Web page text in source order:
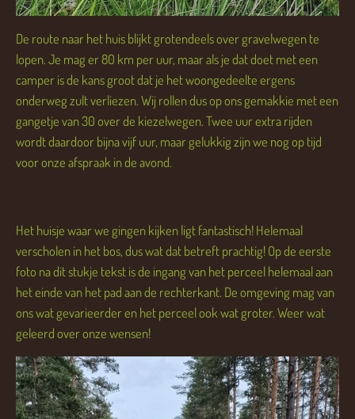
De route naar het huis blijkt grotendeels over gravelwegen te
lopen. Je mag er 80 km per uur, maar als je dat doet met een
camper is de kans groot dat je het woongedeelte ergens
onderweg zult verliezen. Wij rollen dus op ons gemakkie met een
gangetje van 30 over de kiezelwegen. Twee uur extra rijden
wordt daardoor bijna vijf uur, maar gelukkig zijn we nog op tijd
voor onze afspraak in de avond.
Het huisje waar we gingen kijken ligt fantastisch! Helemaal
verscholen in het bos, dus wat dat betreft prachtig! Op de eerste
foto na dit stukje tekst is de ingang van het perceel helemaal aan
het einde van het pad aan de rechterkant. De omgeving mag van
ons wat gevarieerder en het perceel ook wat groter. Weer wat
geleerd over onze wensen!